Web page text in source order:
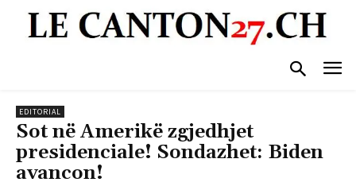
EDITORIAL
Sot në Amerikë zgjedhjet
presidenciale! Sondazhet: Biden
avancon!